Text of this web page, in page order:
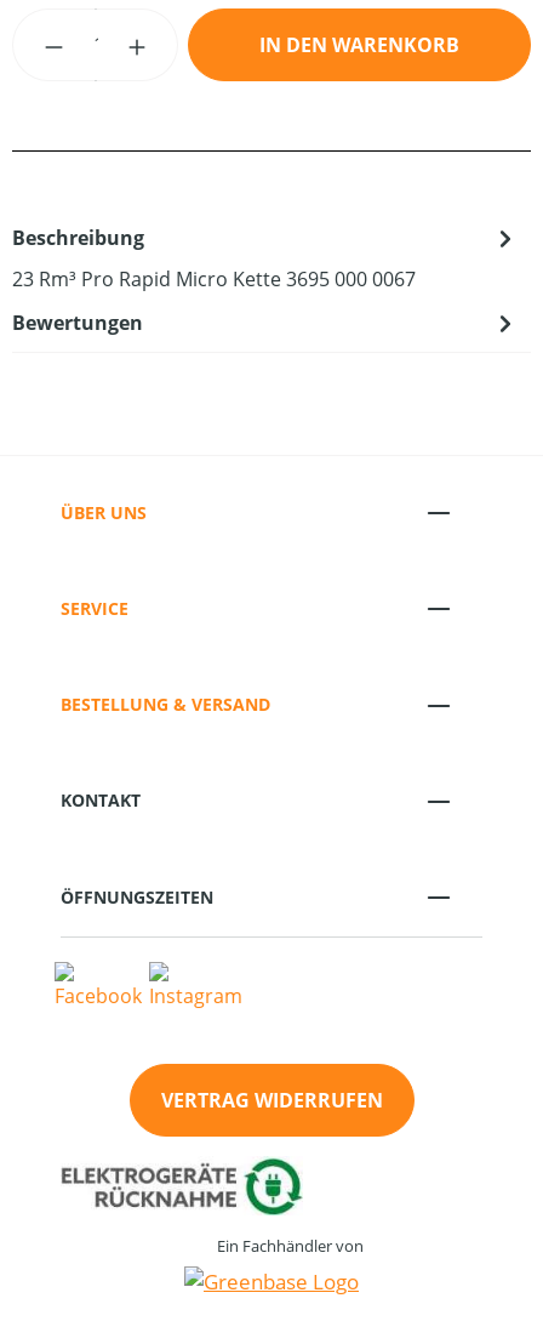
Produkt Anzahl: Gib den gewünschten
IN DEN WARENKORB
Beschreibung
23 Rm³ Pro Rapid Micro Kette 3695 000 0067
Bewertungen
ÜBER UNS
SERVICE
BESTELLUNG & VERSAND
KONTAKT
ÖFFNUNGSZEITEN
VERTRAG WIDERRUFEN
Ein Fachhändler von